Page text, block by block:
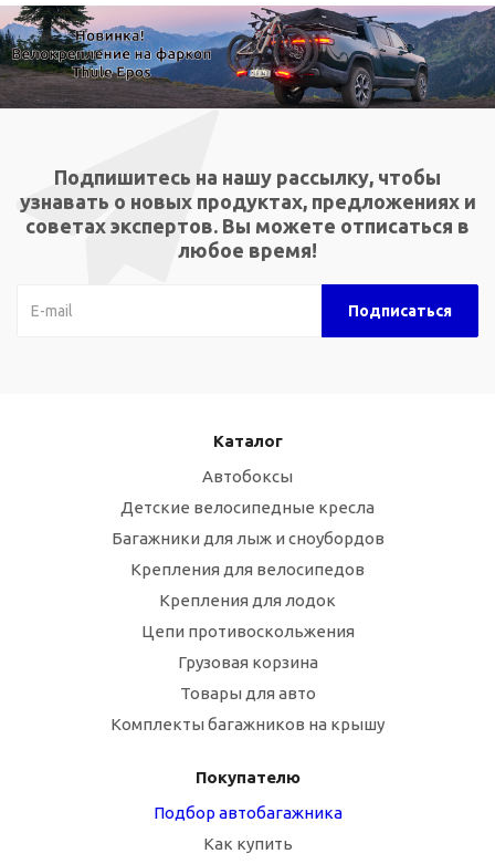
Подпишитесь на нашу рассылку, чтобы
узнавать о новых продуктах, предложениях и
советах экспертов. Вы можете отписаться в
любое время!
Каталог
Автобоксы
Детские велосипедные кресла
Багажники для лыж и сноубордов
Крепления для велосипедов
Крепления для лодок
Цепи противоскольжения
Грузовая корзина
Товары для авто
Комплекты багажников на крышу
Покупателю
Подбор автобагажника
Как купить